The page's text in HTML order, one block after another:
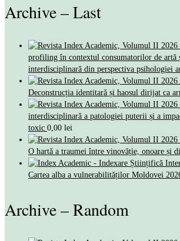
Archive – Last
profiling în contextul consumatorilor de artă
interdisciplinară din perspectiva psihologiei
Deconstrucția identitară și haosul dirijat ca
interdisciplinară a patologiei puterii și a
toxic 0,00 lei
O hartă a traumei între vinovăție, onoare și
Cartea alba a vulnerabilităților Moldovei
Archive – Random